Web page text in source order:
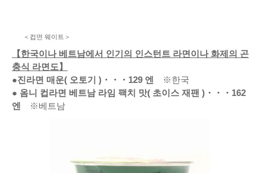
＜컵면 웨이트＞
【한국이나 베트남에서 인기의 인스턴트 라면이나 화제의 곤
충식 라면도】
●진라면 매운( 오토기 ) ・・・ 129 엔
※한국
● 옴니 컵라면 베트남 라임 팩치 맛( 초이스 재팬 ) ・・・162
엔
※베트남